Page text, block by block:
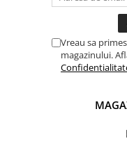
Psihologie și dezvoltare
Biografii și memorii
Parenting și educație
Sănătate și stil de viață
Vreau sa
magazinului.